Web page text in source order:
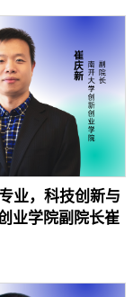
业，科技创新与
业学院副院长崔